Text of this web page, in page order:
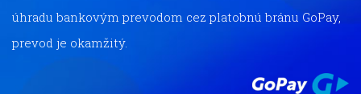
úhradu bankovým prevodom cez platobnú bránu GoPay,
prevod je okamžitý.